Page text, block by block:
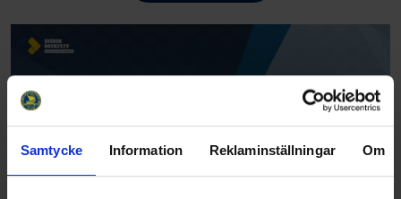
Samtycke Information Reklaminställningar Om